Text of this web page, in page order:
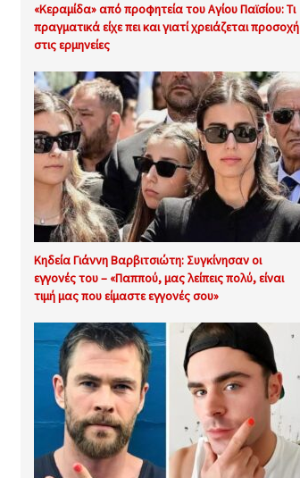
«Κεραμίδα» από προφητεία του Αγίου Παϊσίου: Τι
πραγματικά είχε πει και γιατί χρειάζεται προσοχή
στις ερμηνείες
Κηδεία Γιάννη Βαρβιτσιώτη: Συγκίνησαν οι
εγγονές του – «Παππού, μας λείπεις πολύ, είναι
τιμή μας που είμαστε εγγονές σου»